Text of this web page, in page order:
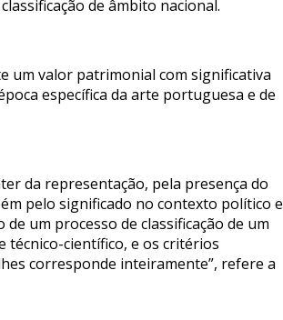
de âmbito nacional.
um valor patrimonial com significativa
específica da arte portuguesa e de
da representação, pela presença do
pelo significado no contexto político e
um processo de classificação de um
técnico-científico, e os critérios
corresponde inteiramente”, refere a